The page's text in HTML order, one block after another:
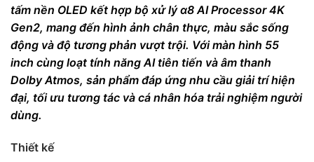
tấm nền OLED kết hợp bộ xử lý α8 AI Processor 4K
Gen2, mang đến hình ảnh chân thực, màu sắc sống
động và độ tương phản vượt trội. Với màn hình 55
inch cùng loạt tính năng AI tiên tiến và âm thanh
Dolby Atmos, sản phẩm đáp ứng nhu cầu giải trí hiện
đại, tối ưu tương tác và cá nhân hóa trải nghiệm người
dùng.
Thiết kế